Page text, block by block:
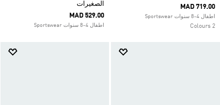
MAD 719.00
اطفال 4-8 سنوات Sportswear
2 Colours
الصغيرات
MAD 529.00
اطفال 4-8 سنوات Sportswear